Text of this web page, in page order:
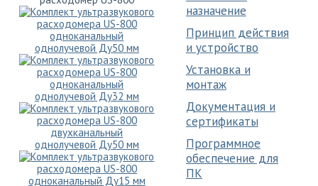
назначение
Принцип действия
и устройство
Установка и
монтаж
Документация и
сертификаты
Программное
обеспечение для
ПК